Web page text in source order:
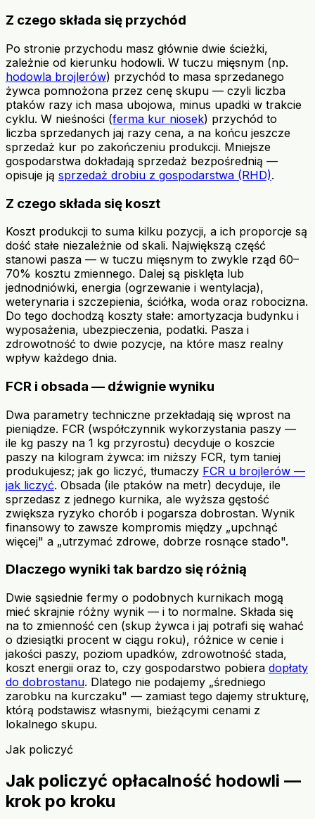
Z czego składa się przychód
Po stronie przychodu masz głównie dwie ścieżki,
zależnie od kierunku hodowli. W tuczu mięsnym (np.
hodowla brojlerów) przychód to masa sprzedanego
żywca pomnożona przez cenę skupu — czyli liczba
ptaków razy ich masa ubojowa, minus upadki w trakcie
cyklu. W nieśności (ferma kur niosek) przychód to
liczba sprzedanych jaj razy cena, a na końcu jeszcze
sprzedaż kur po zakończeniu produkcji. Mniejsze
gospodarstwa dokładają sprzedaż bezpośrednią —
opisuje ją sprzedaż drobiu z gospodarstwa (RHD).
Z czego składa się koszt
Koszt produkcji to suma kilku pozycji, a ich proporcje są
dość stałe niezależnie od skali. Największą część
stanowi pasza — w tuczu mięsnym to zwykle rząd 60–
70% kosztu zmiennego. Dalej są pisklęta lub
jednodniówki, energia (ogrzewanie i wentylacja),
weterynaria i szczepienia, ściółka, woda oraz robocizna.
Do tego dochodzą koszty stałe: amortyzacja budynku i
wyposażenia, ubezpieczenia, podatki. Pasza i
zdrowotność to dwie pozycje, na które masz realny
wpływ każdego dnia.
FCR i obsada — dźwignie wyniku
Dwa parametry techniczne przekładają się wprost na
pieniądze. FCR (współczynnik wykorzystania paszy —
ile kg paszy na 1 kg przyrostu) decyduje o koszcie
paszy na kilogram żywca: im niższy FCR, tym taniej
produkujesz; jak go liczyć, tłumaczy FCR u brojlerów —
jak liczyć. Obsada (ile ptaków na metr) decyduje, ile
sprzedasz z jednego kurnika, ale wyższa gęstość
zwiększa ryzyko chorób i pogarsza dobrostan. Wynik
finansowy to zawsze kompromis między „upchnąć
więcej" a „utrzymać zdrowe, dobrze rosnące stado".
Dlaczego wyniki tak bardzo się różnią
Dwie sąsiednie fermy o podobnych kurnikach mogą
mieć skrajnie różny wynik — i to normalne. Składa się
na to zmienność cen (skup żywca i jaj potrafi się wahać
o dziesiątki procent w ciągu roku), różnice w cenie i
jakości paszy, poziom upadków, zdrowotność stada,
koszt energii oraz to, czy gospodarstwo pobiera dopłaty
do dobrostanu. Dlatego nie podajemy „średniego
zarobku na kurczaku" — zamiast tego dajemy strukturę,
którą podstawisz własnymi, bieżącymi cenami z
lokalnego skupu.
Jak policzyć
Jak policzyć opłacalność hodowli —
krok po kroku